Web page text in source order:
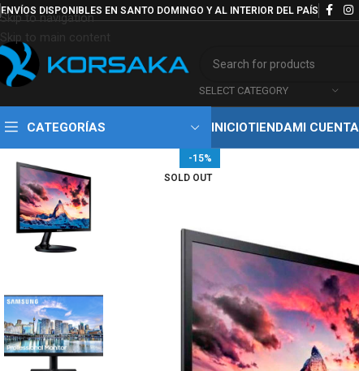
Skip to navigation
Skip to main content
ENVÍOS DISPONIBLES EN SANTO DOMINGO Y AL INTERIOR DEL PAÍS
SELECT CATEGORY
CATEGORÍAS INICIOTIENDAMI CUENTA
-15%
SOLD OUT